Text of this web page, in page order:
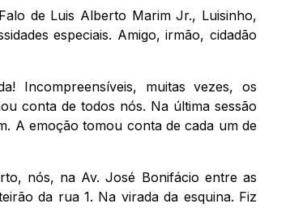
de Luis Alberto Marim Jr., Luisinho,
especiais. Amigo, irmão, cidadão
Incompreensíveis, muitas vezes, os
conta de todos nós. Na última sessão
A emoção tomou conta de cada um de
nós, na Av. José Bonifácio entre as
da rua 1. Na virada da esquina. Fiz